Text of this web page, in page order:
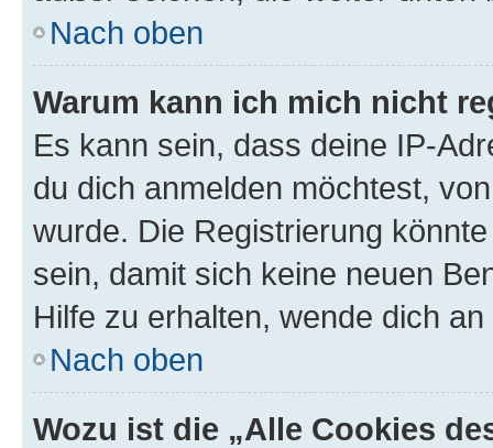
Nach oben
Warum kann ich mich nicht
Es kann sein, dass deine IP-
du dich anmelden möchtest,
wurde. Die Registrierung
sein, damit sich keine neuen
Hilfe zu erhalten, wende dich
Nach oben
Wozu ist die „Alle Cookies